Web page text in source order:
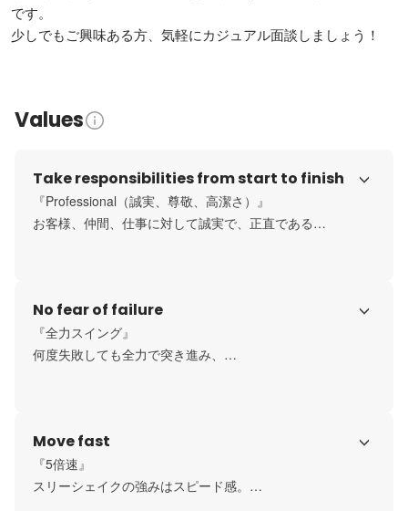
です。
少しでもご興味ある方、気軽にカジュアル面談しましょう！
Values
Take responsibilities from start to finish
『Professional（誠実、尊敬、高潔さ）』
お客様、仲間、仕事に対して誠実で、正直である
No fear of failure
『全力スイング』
何度失敗しても全力で突き進み、
Move fast
『5倍速』
スリーシェイクの強みはスピード感。